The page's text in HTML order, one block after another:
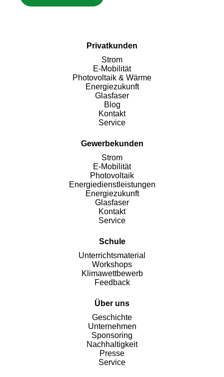
Privatkunden
Strom
E-Mobilität
Photovoltaik & Wärme
Energiezukunft
Glasfaser
Blog
Kontakt
Service
Gewerbekunden
Strom
E-Mobilität
Photovoltaik
Energiedienstleistungen
Energiezukunft
Glasfaser
Kontakt
Service
Schule
Unterrichtsmaterial
Workshops
Klimawettbewerb
Feedback
Über uns
Geschichte
Unternehmen
Sponsoring
Nachhaltigkeit
Presse
Service